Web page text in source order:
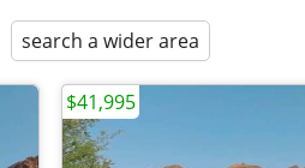
search a wider area
$41,995